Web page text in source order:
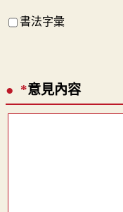
書法字彙
*意見內容